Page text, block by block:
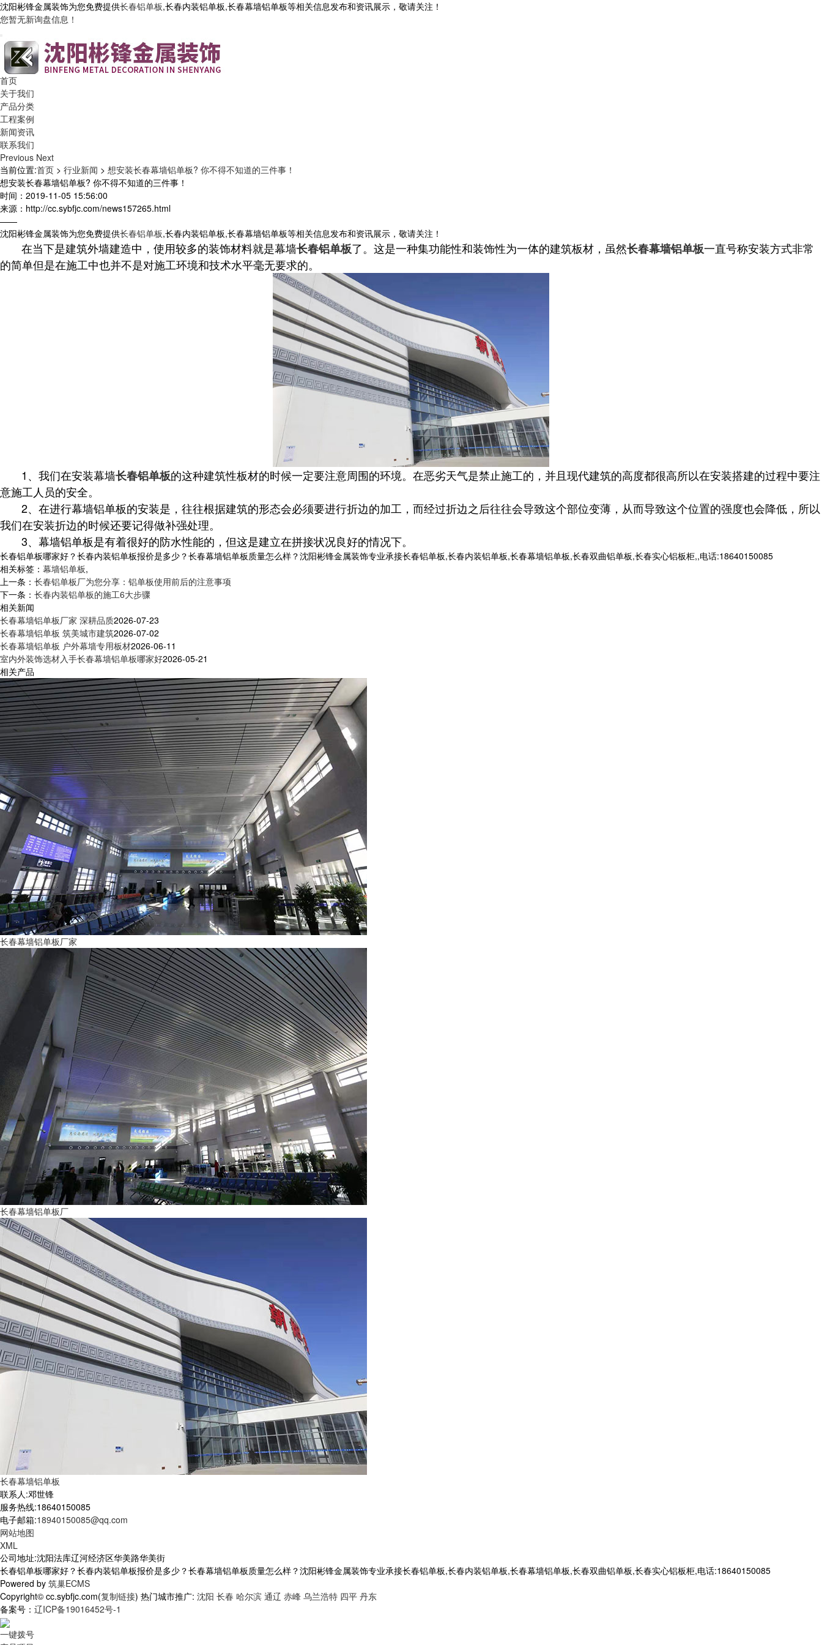
沈阳彬锋金属装饰为您免费提供长春铝单板,长春内装铝单板,长春幕墙铝单板等相关信息发布和资讯展示，敬请关注！
您暂无新询盘信息！
首页
关于我们
产品分类
工程案例
新闻资讯
联系我们
Previous Next
当前位置:首页 > 行业新闻 > 想安装长春幕墙铝单板? 你不得不知道的三件事！
想安装长春幕墙铝单板? 你不得不知道的三件事！
时间：2019-11-05 15:56:00
来源：http://cc.sybfjc.com/news157265.html
——
沈阳彬锋金属装饰为您免费提供长春铝单板,长春内装铝单板,长春幕墙铝单板等相关信息发布和资讯展示，敬请关注！
在当下是建筑外墙建造中，使用较多的装饰材料就是幕墙长春铝单板了。这是一种集功能性和装饰性为一体的建筑板材，虽然长春幕墙铝单板一直号称安装方式非常
的简单但是在施工中也并不是对施工环境和技术水平毫无要求的。
1、我们在安装幕墙长春铝单板的这种建筑性板材的时候一定要注意周围的环境。在恶劣天气是禁止施工的，并且现代建筑的高度都很高所以在安装搭建的过程中要注
意施工人员的安全。
2、在进行幕墙铝单板的安装是，往往根据建筑的形态会必须要进行折边的加工，而经过折边之后往往会导致这个部位变薄，从而导致这个位置的强度也会降低，所以
我们在安装折边的时候还要记得做补强处理。
3、幕墙铝单板是有着很好的防水性能的，但这是建立在拼接状况良好的情况下。
长春铝单板哪家好？长春内装铝单板报价是多少？长春幕墙铝单板质量怎么样？沈阳彬锋金属装饰专业承接长春铝单板,长春内装铝单板,长春幕墙铝单板,长春双曲铝单板,长春实心铝板柜,,电话:18640150085
相关标签： 幕墙铝单板,
上一条： 长春铝单板厂为您分享：铝单板使用前后的注意事项
下一条： 长春内装铝单板的施工6大步骤
相关新闻
长春幕墙铝单板厂家 深耕品质2026-07-23
长春幕墙铝单板 筑美城市建筑2026-07-02
长春幕墙铝单板 户外幕墙专用板材2026-06-11
室内外装饰选材入手长春幕墙铝单板哪家好2026-05-21
相关产品
长春幕墙铝单板厂家
长春幕墙铝单板厂
长春幕墙铝单板
联系人:邓世锋
服务热线:18640150085
电子邮箱:18940150085@qq.com
网站地图
XML
公司地址:沈阳法库辽河经济区华美路华美街
长春铝单板哪家好？长春内装铝单板报价是多少？长春幕墙铝单板质量怎么样？沈阳彬锋金属装饰专业承接长春铝单板,长春内装铝单板,长春幕墙铝单板,长春双曲铝单板,长春实心铝板柜,电话:18640150085
Powered by 筑巢ECMS
Copyright© cc.sybfjc.com(复制链接) 热门城市推广: 沈阳 长春 哈尔滨 通辽 赤峰 乌兰浩特 四平 丹东
备案号： 辽ICP备19016452号-1
一键拨号